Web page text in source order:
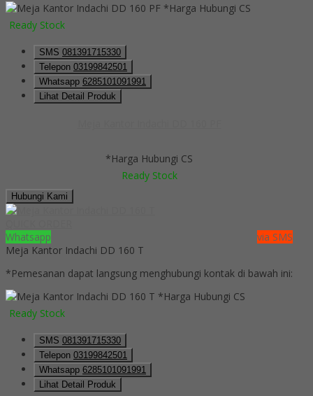
*Harga Hubungi CS
Ready Stock
SMS 081391715330
Telepon 03199842501
Whatsapp 6285101091991
Lihat Detail Produk
*Harga Hubungi CS
Ready Stock
Hubungi Kami
Whatsapp
via SMS
Meja Kantor Indachi DD 160 T
*Pemesanan dapat langsung menghubungi kontak di bawah ini:
*Harga Hubungi CS
Ready Stock
SMS 081391715330
Telepon 03199842501
Whatsapp 6285101091991
Lihat Detail Produk